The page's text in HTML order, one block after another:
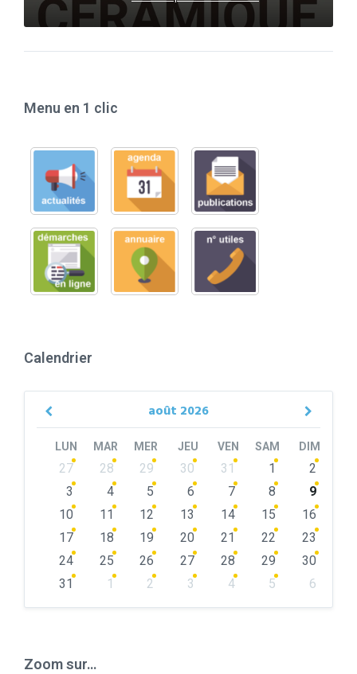
Menu en 1 clic
Calendrier
août 2026
Previous
LUN MAR MER JEU VEN SAM DIM
Skip
calendar
27 28 29 30 31 1
2
3
4 5 6 7 8
9
10
11 12 13 14 15
16
17
18 19 20 21 22
23
24
25 26 27 28 29
30
31
1 2 3 4 5
6
Zoom sur…